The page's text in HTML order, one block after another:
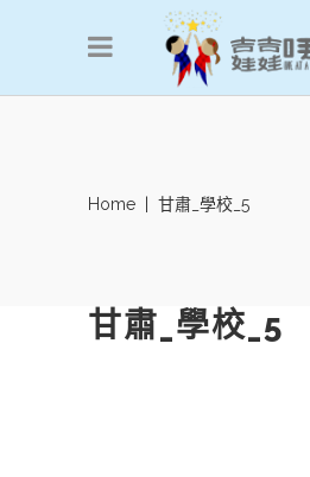
Home 甘肅_學校_5
甘肅_學校_5